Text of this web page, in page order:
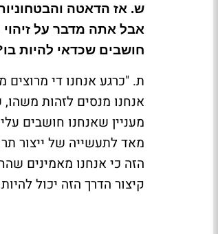
ש. אז הדאטה
אבל אתה מדבר על
חושבים שכדאי להיות
ת. "כרגע אנחנו די
אנחנו מנסים לזהות
מעניין שאנחנו חושבים
מאד לתעשייה של ייצור
הזה כי אנחנו מאמינים
קיצור הדרך הזה יכול